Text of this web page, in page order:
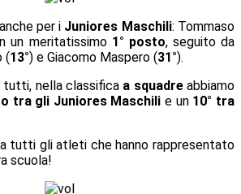
per i Juniores Maschili: Tommaso
un meritatissimo 1° posto, seguito da
(13°) e Giacomo Maspero (31°).
tutti, nella classifica a squadreabbiamo
tra gli Juniores Maschili e un 10° tra
a tutti gli atleti che hanno rappresentato
scuola!